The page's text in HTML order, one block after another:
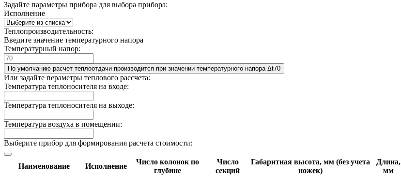
Задайте параметры прибора для выбора прибора:
Исполнение
Теплопроизводительность:
Введите значение температурного напора
Температурный напор:
По умолчанию расчет теплоотдачи производится при значении температурного напора Δt70
Или задайте пераметры теплового рассчета:
Температура теплоносителя на входе:
Температура теплоносителя на выходе:
Температура воздуха в помещении:
Выберите прибор для формирования расчета стоимости:
Наименование Исполнение
Число колонок по
глубине
Число
секций
Габаритная высота, мм (без учета
ножек)
Длина,
мм